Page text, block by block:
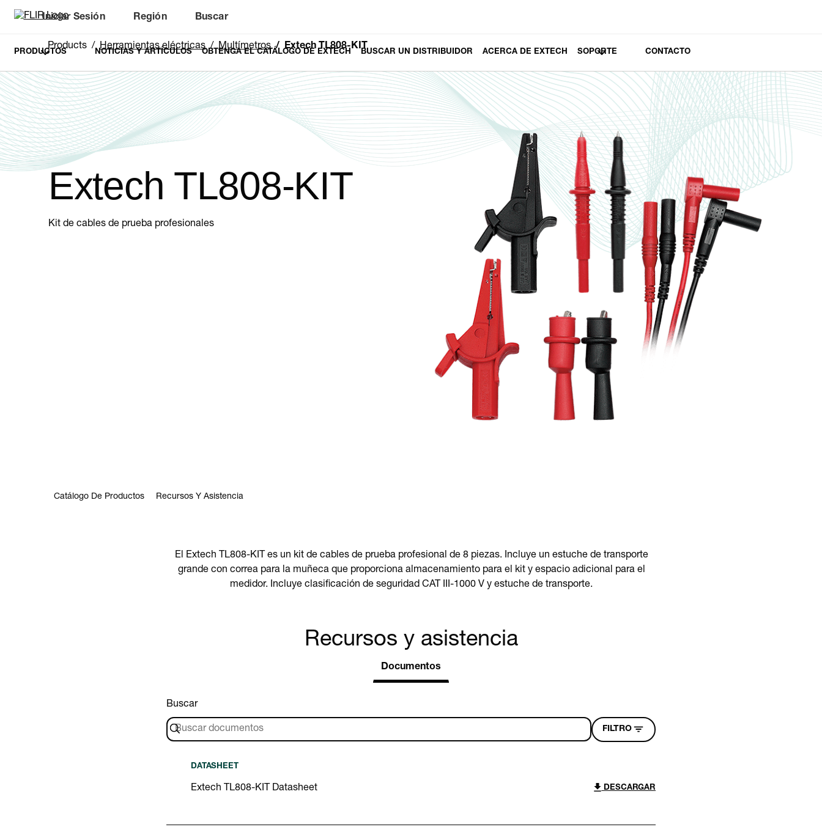
Iniciar Sesión Región Buscar
PRODUCTOS NOTICIAS Y ARTÍCULOS OBTENGA EL CATÁLOGO DE EXTECH BUSCAR UN DISTRIBUIDOR ACERCA DE EXTECH SOPORTE CONTACTO
Products Herramientas eléctricas Multímetros Extech TL808-KIT
Extech TL808-KIT
Kit de cables de prueba profesionales
Catálogo De Productos Recursos Y Asistencia
El Extech TL808-KIT es un kit de cables de prueba profesional de 8 piezas. Incluye un estuche de transporte
grande con correa para la muñeca que proporciona almacenamiento para el kit y espacio adicional para el
medidor. Incluye clasificación de seguridad CAT III-1000 V y estuche de transporte.
Recursos y asistencia
Documentos
Buscar
FILTRO
DATASHEET
Extech TL808-KIT Datasheet DESCARGAR